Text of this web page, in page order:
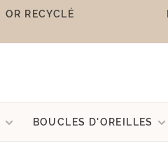
OR RECYCLÉ
BOUCLES D'OREILLES